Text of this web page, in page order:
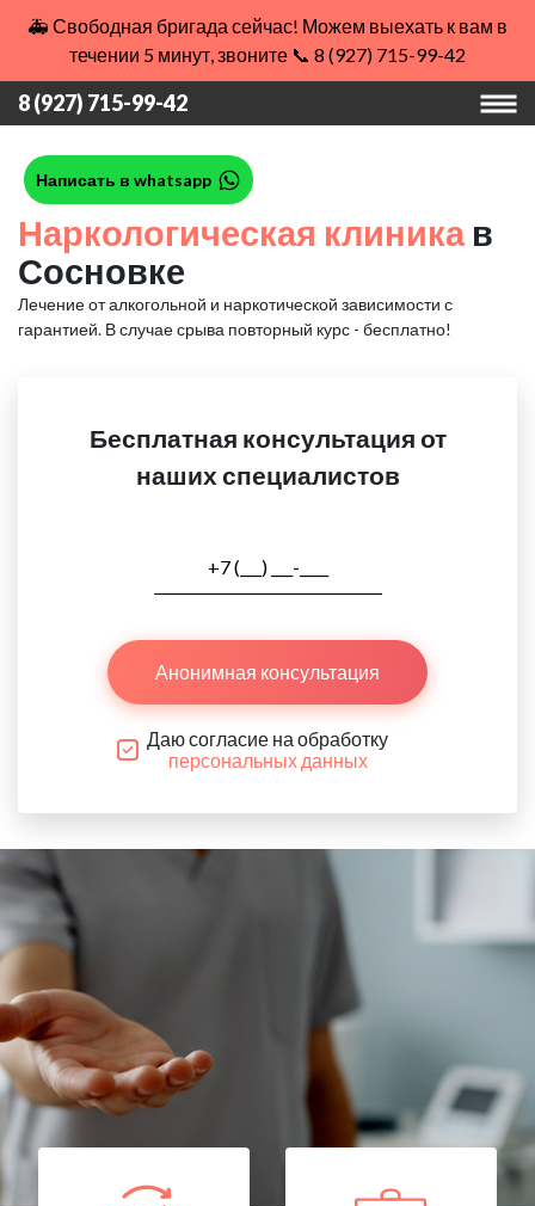
🚑 Свободная бригада сейчас! Можем выехать к вам в
течении 5 минут, звоните 📞 8 (927) 715-99-42
8 (927) 715-99-42
Написать в whatsapp
Наркологическая клиникав
Сосновке
Лечение от алкогольной и наркотической зависимости с
гарантией. В случае срыва повторный курс - бесплатно!
Бесплатная консультация от
наших специалистов
Анонимная консультация
Даю согласие на обработку
персональных данных